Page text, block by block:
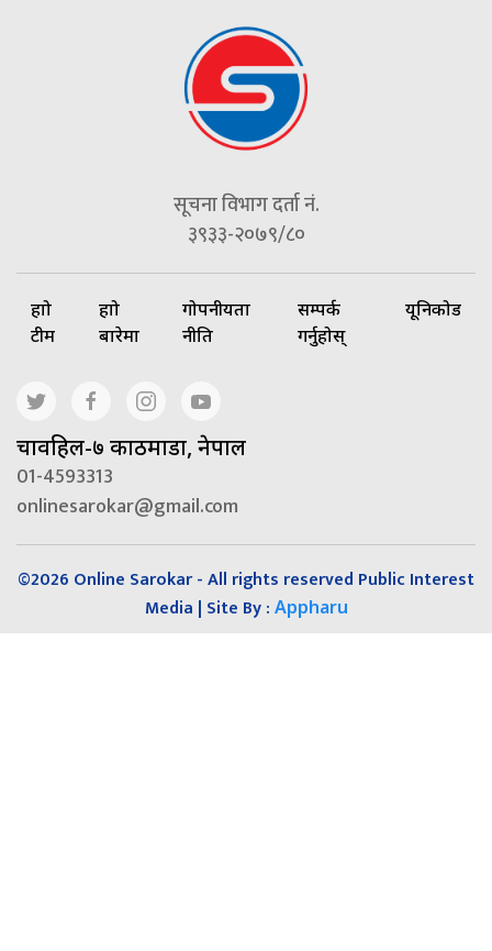
सूचना विभाग दर्ता नं.
३९३३-२०७९/८०
हाम्रो
टीम
हाम्रो
बारेमा
गोपनीयता
नीति
सम्पर्क
गर्नुहोस्
यूनिकोड
चावहिल-७ काठमाडौं, नेपाल
01-4593313
onlinesarokar@gmail.com
©2026 Online Sarokar - All rights reserved Public Interest
Media | Site By : Appharu